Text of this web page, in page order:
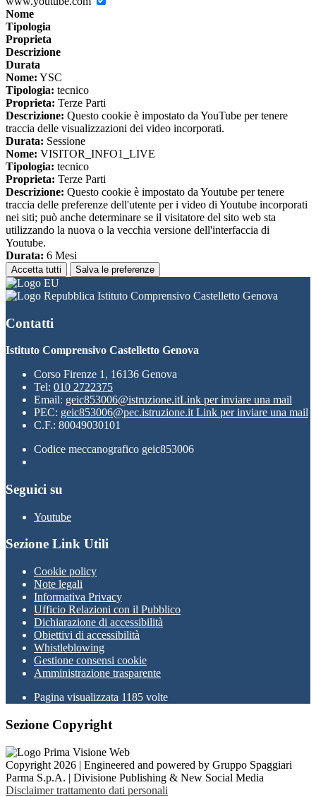
Nome
Tipologia
Proprieta
Descrizione
Durata
Nome: YSC
Tipologia: tecnico
Proprieta: Terze Parti
Descrizione: Questo cookie è impostato da YouTube per tenere
traccia delle visualizzazioni dei video incorporati.
Durata: Sessione
Nome: VISITOR_INFO1_LIVE
Tipologia: tecnico
Proprieta: Terze Parti
Descrizione: Questo cookie è impostato da Youtube per tenere
traccia delle preferenze dell'utente per i video di Youtube incorporati
nei siti; può anche determinare se il visitatore del sito web sta
utilizzando la nuova o la vecchia versione dell'interfaccia di
Youtube.
Durata: 6 Mesi
Accetta tutti Salva le preferenze
Istituto Comprensivo Castelletto Genova
Contatti
Istituto Comprensivo Castelletto Genova
Corso Firenze 1, 16136 Genova
Tel: 010 2722375
Email: geic853006@istruzione.itLink per inviare una mail
PEC: geic853006@pec.istruzione.it Link per inviare una mail
C.F.: 80049030101
Codice meccanografico geic853006
Seguici su
Youtube
Sezione Link Utili
Cookie policy
Note legali
Informativa Privacy
Ufficio Relazioni con il Pubblico
Dichiarazione di accessibilità
Obiettivi di accessibilità
Whistleblowing
Gestione consensi cookie
Amministrazione trasparente
Pagina visualizzata 1185 volte
Sezione Copyright
Copyright 2026 | Engineered and powered by Gruppo Spaggiari
Parma S.p.A. | Divisione Publishing & New Social Media
Disclaimer trattamento dati personali